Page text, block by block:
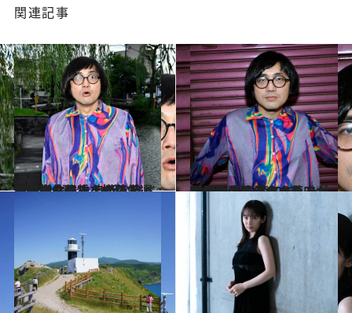
関連記事
2023.8.8
事故物件住みます芸人・松原タニシ氏 身近な食べ物に潜む恐さを描いた 『恐い食べ物』から厳選恐怖【4選】
カルチャー 2023.8.8
「孤独死遺体の血や肉が還った土で 育てました」事故物件住みます芸人・松原タニシが食べた、カイワレの味
カルチャー